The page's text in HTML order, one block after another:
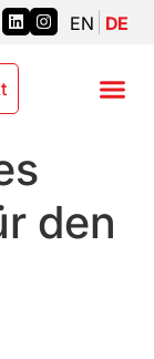
EN DE
den